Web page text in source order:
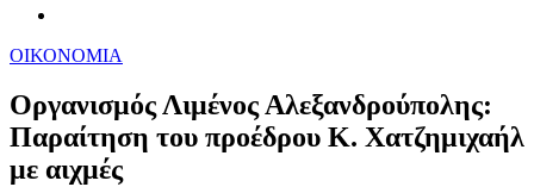
ΟΙΚΟΝΟΜΙΑ
Οργανισμός Λιμένος Αλεξανδρούπολης:
Παραίτηση του προέδρου Κ. Χατζημιχαήλ
με αιχμές